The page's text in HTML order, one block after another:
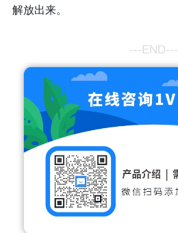
解放出来。
---END---